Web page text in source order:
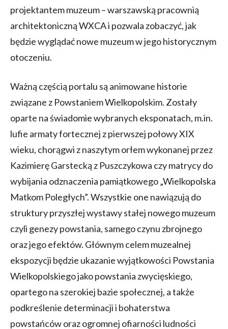
projektantem muzeum – warszawską pracownią
architektoniczną WXCA i pozwala zobaczyć, jak
będzie wyglądać nowe muzeum w jego historycznym
otoczeniu.
Ważną częścią portalu są animowane historie
związane z Powstaniem Wielkopolskim. Zostały
oparte na świadomie wybranych eksponatach, m.in.
lufie armaty fortecznej z pierwszej połowy XIX
wieku, chorągwi z naszytym orłem wykonanej przez
Kazimierę Garstecką z Puszczykowa czy matrycy do
wybijania odznaczenia pamiątkowego „Wielkopolska
Matkom Poległych”. Wszystkie one nawiązują do
struktury przyszłej wystawy stałej nowego muzeum
czyli genezy powstania, samego czynu zbrojnego
oraz jego efektów. Głównym celem muzealnej
ekspozycji będzie ukazanie wyjątkowości Powstania
Wielkopolskiego jako powstania zwycięskiego,
opartego na szerokiej bazie społecznej, a także
podkreślenie determinacji i bohaterstwa
powstańców oraz ogromnej ofiarności ludności